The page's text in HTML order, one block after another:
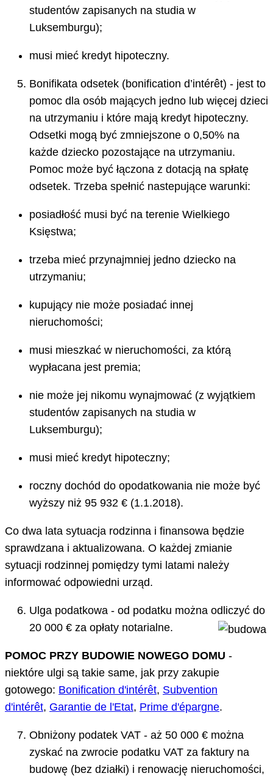
studentów zapisanych na studia w
Luksemburgu);
musi mieć kredyt hipoteczny.
Bonifikata odsetek (bonification d’intérêt) - jest to
pomoc dla osób mających jedno lub więcej dzieci
na utrzymaniu i które mają kredyt hipoteczny.
Odsetki mogą być zmniejszone o 0,50% na
każde dziecko pozostające na utrzymaniu.
Pomoc może być łączona z dotacją na spłatę
odsetek. Trzeba spełnić nastepujące warunki:
posiadłość musi być na terenie Wielkiego
Księstwa;
trzeba mieć przynajmniej jedno dziecko na
utrzymaniu;
kupujący nie może posiadać innej
nieruchomości;
musi mieszkać w nieruchomości, za którą
wypłacana jest premia;
nie może jej nikomu wynajmować (z wyjątkiem
studentów zapisanych na studia w
Luksemburgu);
musi mieć kredyt hipoteczny;
roczny dochód do opodatkowania nie może być
wyższy niż 95 932 € (1.1.2018).
Co dwa lata sytuacja rodzinna i finansowa będzie
sprawdzana i aktualizowana. O każdej zmianie
sytuacji rodzinnej pomiędzy tymi latami należy
informować odpowiedni urząd.
Ulga podatkowa - od podatku można odliczyć do
20 000 € za opłaty notarialne.
POMOC PRZY BUDOWIE NOWEGO DOMU -
niektóre ulgi są takie same, jak przy zakupie
gotowego: Bonification d'intérêt, Subvention
d'intérêt, Garantie de l'Etat, Prime d'épargne.
Obniżony podatek VAT - aż 50 000 € można
zyskać na zwrocie podatku VAT za faktury na
budowę (bez działki) i renowację nieruchomości,